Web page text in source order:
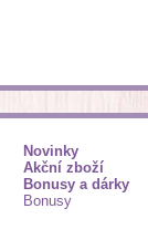
Novinky
Akční zboží
Bonusy a dárky
Bonusy